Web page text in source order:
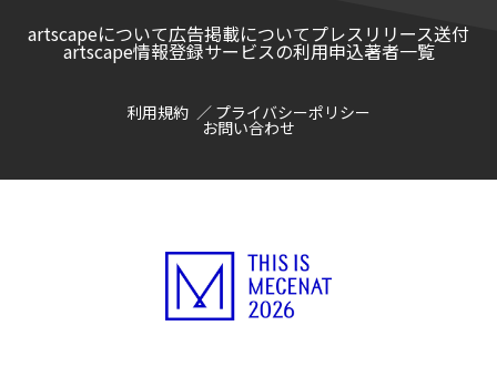
artscapeについて広告掲載についてプレスリリース送付
artscape情報登録サービスの利用申込著者一覧
利用規約 プライバシーポリシー
お問い合わせ